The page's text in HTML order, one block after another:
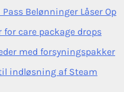
Belønninger Låser Op
for care package drops
med forsyningspakker
indløsning af Steam